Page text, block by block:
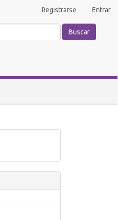
Registrarse Entrar
Buscar